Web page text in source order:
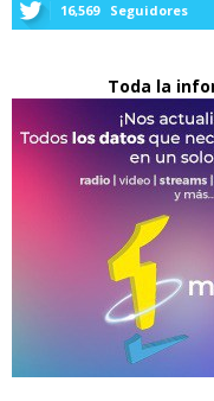
16,569 Seguidores
Toda la